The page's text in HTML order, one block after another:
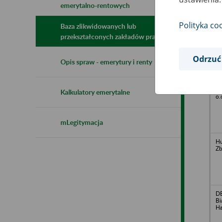
emerytalno-rentowych
Baza zlikwidowanych lub
przekształconych zakładów pracy
Opis spraw - emerytury i renty
Kalkulatory emerytalne
mLegitymacja
Polityka